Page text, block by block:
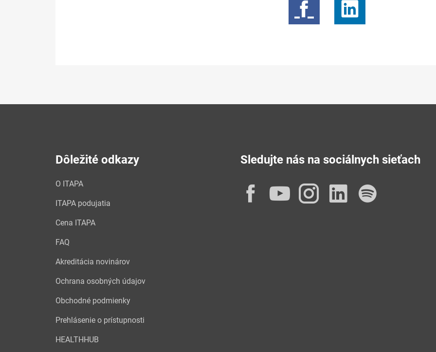
Dôležité odkazy
O ITAPA
ITAPA podujatia
Cena ITAPA
FAQ
Akreditácia novinárov
Ochrana osobných údajov
Obchodné podmienky
Prehlásenie o prístupnosti
HEALTHHUB
Sledujte nás na sociálnych sieťach
Facebook
YouTube
Instagram
LinkedIn